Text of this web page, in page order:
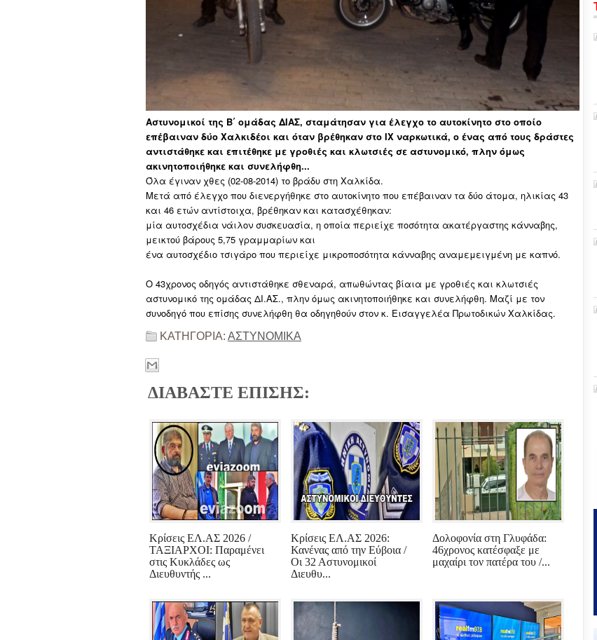
Αστυνομικοί της Β΄ ομάδας ΔΙΑΣ, σταμάτησαν για έλεγχο το αυτοκίνητο στο οποίο
επέβαιναν δύο Χαλκιδέοι και όταν βρέθηκαν στο ΙΧ ναρκωτικά, ο ένας από τους δράστες
αντιστάθηκε και επιτέθηκε με γροθιές και κλωτσιές σε αστυνομικό, πλην όμως
ακινητοποιήθηκε και συνελήφθη...
Όλα έγιναν χθες (02-08-2014) το βράδυ στη Χαλκίδα.
Μετά από έλεγχο που διενεργήθηκε στο αυτοκίνητο που επέβαιναν τα δύο άτομα, ηλικίας 43
και 46 ετών αντίστοιχα, βρέθηκαν και κατασχέθηκαν:
μία αυτοσχέδια νάιλον συσκευασία, η οποία περιείχε ποσότητα ακατέργαστης κάνναβης,
μεικτού βάρους 5,75 γραμμαρίων και
ένα αυτοσχέδιο τσιγάρο που περιείχε μικροποσότητα κάνναβης αναμεμειγμένη με καπνό.
Ο 43χρονος οδηγός αντιστάθηκε σθεναρά, απωθώντας βίαια με γροθιές και κλωτσιές
αστυνομικό της ομάδας ΔΙ.ΑΣ., πλην όμως ακινητοποιήθηκε και συνελήφθη. Μαζί με τον
συνοδηγό που επίσης συνελήφθη θα οδηγηθούν στον κ. Εισαγγελέα Πρωτοδικών Χαλκίδας.
ΚΑΤΗΓΟΡΙΑ: ΑΣΤΥΝΟΜΙΚΑ
ΔΙΑΒΑΣΤΕ ΕΠΙΣΗΣ:
Κρίσεις ΕΛ.ΑΣ 2026 /
ΤΑΞΙΑΡΧΟΙ: Παραμένει
στις Κυκλάδες ως
Διευθυντής ...
Κρίσεις ΕΛ.ΑΣ 2026:
Κανένας από την Εύβοια /
Οι 32 Αστυνομικοί
Διευθυ...
Δολοφονία στη Γλυφάδα:
46χρονος κατέσφαξε με
μαχαίρι τον πατέρα του /...